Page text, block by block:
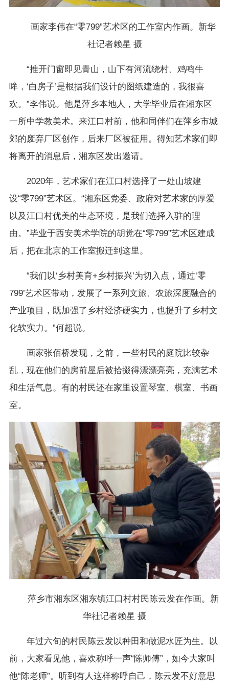
画家李伟在“零799”艺术区的工作室内作画。新华
社记者赖星 摄
“推开门窗即见青山，山下有河流绕村、鸡鸣牛
哞，‘白房子’是根据我们设计的图纸建造的，我很喜
欢。”李伟说。他是萍乡本地人，大学毕业后在湘东区
一所中学教美术。来江口村前，他和同伴们在萍乡市城
郊的废弃厂区创作，后来厂区被征用。得知艺术家们即
将离开的消息后，湘东区发出邀请。
2020年，艺术家们在江口村选择了一处山坡建
设“零799”艺术区。“湘东区党委、政府对艺术家的厚爱
以及江口村优美的生态环境，是我们选择入驻的理
由。”毕业于西安美术学院的胡觉在“零799”艺术区建成
后，把在北京的工作室搬迁到这里。
“我们以‘乡村美育+乡村振兴’为切入点，通过‘零
799’艺术区带动，发展了一系列文旅、农旅深度融合的
产业项目，既加强了乡村经济硬实力，也提升了乡村文
化软实力。”何超说。
画家张佰桥发现，之前，一些村民的庭院比较杂
乱，现在他们的房前屋后被拾掇得漂漂亮亮，充满艺术
和生活气息。有的村民还在家里设置琴室、棋室、书画
室。
萍乡市湘东区湘东镇江口村村民陈云发在作画。新
华社记者赖星 摄
年过六旬的村民陈云发以种田和做泥水匠为生。以
前，大家看见他，喜欢称呼一声“陈师傅”，如今大家叫
他“陈老师”。听到有人这样称呼自己，陈云发不好意思